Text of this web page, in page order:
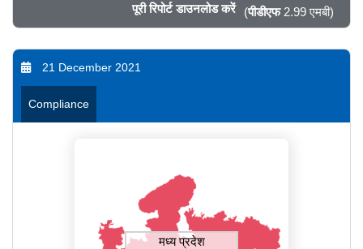
पूरी रिपोर्ट डाउनलोड करें (पीडीएफ2.99 एमबी)
21 December 2021
Compliance
मध्य प्रदेश